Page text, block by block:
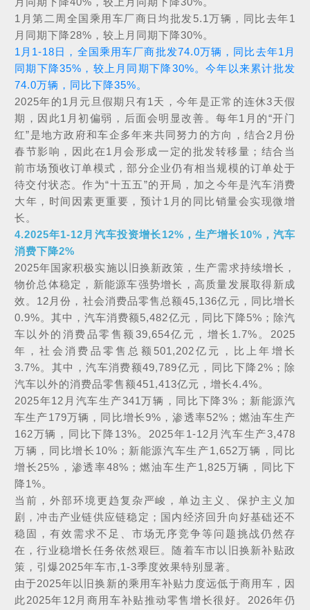
1月第二周全国乘用车厂商日均批发5.1万辆，同比去年1
月同期下降28%，较上月同期下降30%。
1月1-18日，全国乘用车厂商批发74.0万辆，同比去年1月
同期下降35%，较上月同期下降30%。今年以来累计批发
74.0万辆，同比下降35%。
2025年的1月元旦假期只有1天，今年是正常的连休3天假
期，因此1月初偏弱，后面会明显改善。每年1月的“开门
红”是地方政府和车企多年来共同努力的方向，结合2月份
春节影响，因此在1月会形成一定的批发转移量；结合当
前市场预收订单模式，部分企业仍有相当规模的订单处于
待交付状态。作为“十五五”的开局，加之今年是汽车消费
大年，时间因素更重要，预计1月的同比销量会实现微增
长。
4.2025年1-12月汽车投资增长12%，生产增长10%，汽车
消费下降2%
2025年国家积极实施 以旧换新政策 ，生产需求持续增长，
物价总体稳定，新能源车强势增长，高质量发展取得新成
效。12月份，社会消费品零售总额45,136亿元，同比增长
0.9%。其中，汽车消费额5,482亿元，同比下降5%；除汽
车以外的消费品零售额39,654亿元，增长1.7%。2025
年，社会消费品零售总额501,202亿元，比上年增长
3.7%。其中，汽车消费额49,789亿元，同比下降2%；除
汽车以外的消费品零售额451,413亿元，增长4.4%。
2025年12月汽车生产341万辆，同比下降3%；新能源汽
车生产179万辆，同比增长9%，渗透率52%；燃油车生产
162万辆，同比下降13%。2025年1-12月汽车生产3,478
万辆，同比增长10%；新能源汽车生产1,652万辆，同比
增长25%，渗透率48%；燃油车生产1,825万辆，同比下
降1%。
当前，外部环境更趋复杂严峻，单边主义、保护主义加
剧，冲击产业链供应链稳定；国内经济回升向好基础还不
稳固，有效需求不足、市场无序竞争等问题挑战仍然存
在，行业稳增长任务依然艰巨。随着车市以旧换新补贴政
策，引爆2025年车市,1-3季度效果特别显著。
由于2025年以旧换新的乘用车补贴力度远低于商用车，因
此2025年12月商用车补贴推动零售增长很好。2026年仍